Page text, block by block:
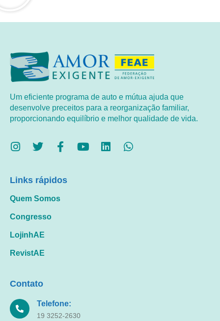
Um eficiente programa de auto e mútua ajuda que
desenvolve preceitos para a reorganização familiar,
proporcionando equilíbrio e melhor qualidade de vida.
Links rápidos
Quem Somos
Congresso
LojinhAE
RevistAE
Contato
Telefone:
19 3252-2630